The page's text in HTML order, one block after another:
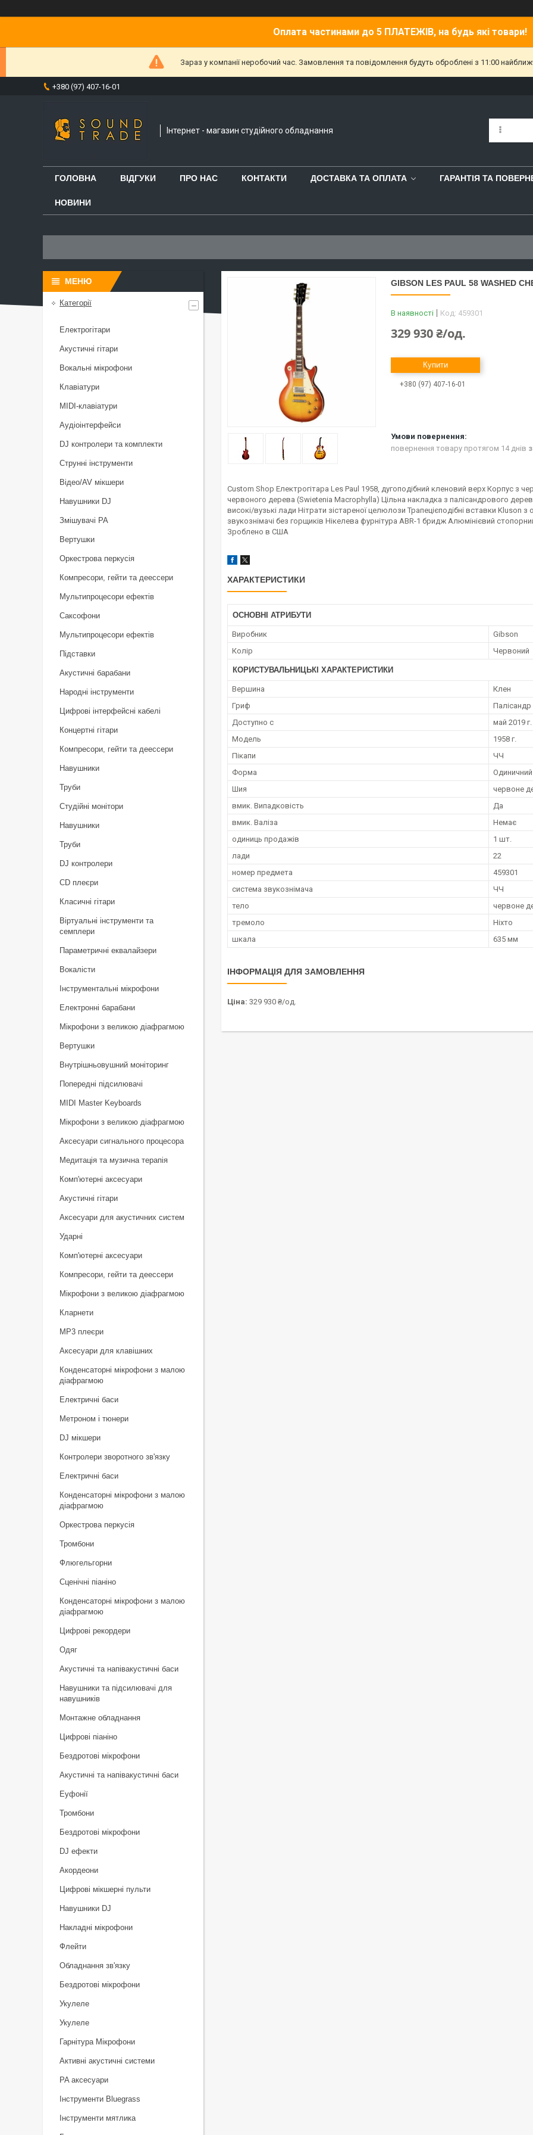
Оплата частинами до 5 ПЛАТЕЖІВ, на будь які товари!
Зараз у компанії неробочий час. Замовлення та повідомлення будуть оброблені з 11:00
+380 (97) 407-16-01
Інтернет - магазин студійного обладнання
ГОЛОВНА ВІДГУКИ ПРО НАС КОНТАКТИ ДОСТАВКА ТА ОПЛАТА ГАРАНТІЯ ТА
НОВИНИ
GIBSON LES PAUL 58 WASHED
В наявності Код: 459301
329 930 ₴/од.
Купити
+380 (97) 407-16-01
повернення товару протягом 14 днів
Custom Shop Електрогітара Les Paul 1958, дугоподібний кленовий верх Корпус з
червоного дерева (Swietenia Macrophylla) Цільна накладка з палісандрового
високі/вузькі лади Нітрати зістареної целюлози Трапецієподібні вставки
звукознімачі без горщиків Нікелева фурнітура ABR-1 бридж Алюмінієвий
Зроблено в США
ХАРАКТЕРИСТИКИ
ОСНОВНІ АТРИБУТИ
Виробник
Gibson
Колір
Червоний
КОРИСТУВАЛЬНИЦЬКІ ХАРАКТЕРИСТИКИ
Вершина
Клен
Гриф
Палісандр
Доступно с
май 2019 г.
Мoдель
1958 г.
Пікапи
ЧЧ
Форма
Одиничний
Шия
червоне
вмик. Випадковість
Да
вмик. Валіза
Немає
одиниць продажів
1 шт.
лади
22
номер предмета
459301
система звукознімача
ЧЧ
тело
червоне
тремоло
Ніхто
шкала
635 мм
ІНФОРМАЦІЯ ДЛЯ ЗАМОВЛЕННЯ
Ціна: 329 930 ₴/од.
Категорії
Електрогітари
Акустичні гітари
Вокальні мікрофони
Клавіатури
MIDI-клавіатури
Аудіоінтерфейси
DJ контролери та комплекти
Струнні інструменти
Відео/AV мікшери
Навушники DJ
Змішувачі PA
Вертушки
Оркестрова перкусія
Компресори, гейти та деессери
Мультипроцесори ефектів
Саксофони
Мультипроцесори ефектів
Підставки
Акустичні барабани
Народні інструменти
Цифрові інтерфейсні кабелі
Концертні гітари
Компресори, гейти та деессери
Навушники
Труби
Студійні монітори
Навушники
Труби
DJ контролери
CD плеєри
Класичні гітари
Віртуальні інструменти та
семплери
Параметричні еквалайзери
Вокалісти
Інструментальні мікрофони
Електронні барабани
Мікрофони з великою діафрагмою
Вертушки
Внутрішньовушний моніторинг
Попередні підсилювачі
MIDI Master Keyboards
Мікрофони з великою діафрагмою
Аксесуари сигнального процесора
Медитація та музична терапія
Комп'ютерні аксесуари
Акустичні гітари
Аксесуари для акустичних систем
Ударні
Комп'ютерні аксесуари
Компресори, гейти та деессери
Мікрофони з великою діафрагмою
Кларнети
MP3 плеєри
Аксесуари для клавішних
Конденсаторні мікрофони з малою
діафрагмою
Електричні баси
Метроном і тюнери
DJ мікшери
Контролери зворотного зв'язку
Електричні баси
Конденсаторні мікрофони з малою
діафрагмою
Оркестрова перкусія
Тромбони
Флюгельгорни
Сценічні піаніно
Конденсаторні мікрофони з малою
діафрагмою
Цифрові рекордери
Одяг
Акустичні та напівакустичні баси
Навушники та підсилювачі для
навушників
Монтажне обладнання
Цифрові піаніно
Бездротові мікрофони
Акустичні та напівакустичні баси
Еуфонії
Тромбони
Бездротові мікрофони
DJ ефекти
Акордеони
Цифрові мікшерні пульти
Навушники DJ
Накладні мікрофони
Флейти
Обладнання зв'язку
Бездротові мікрофони
Укулеле
Укулеле
Гарнітура Мікрофони
Активні акустичні системи
PA аксесуари
Інструменти Bluegrass
Інструменти мятлика